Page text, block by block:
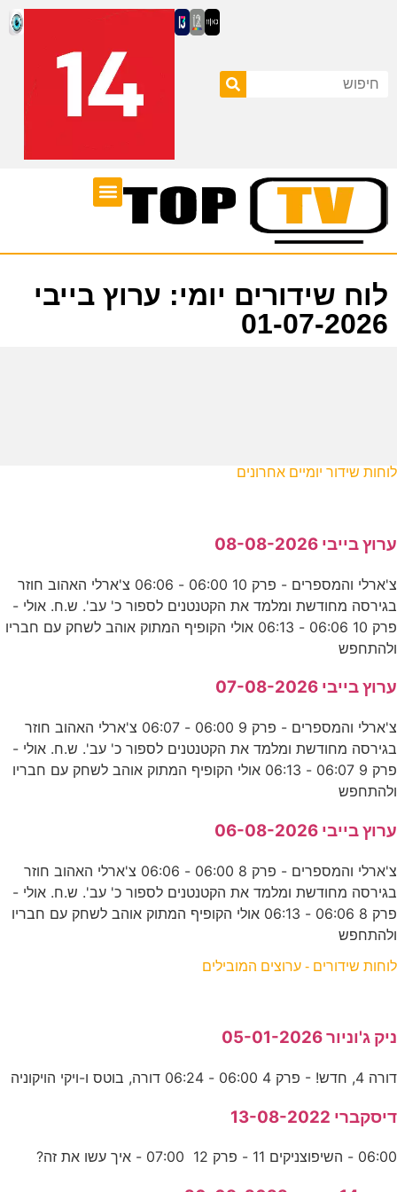
לוח שידורים יומי: ערוץ בייבי
01-07-2026
לוחות שידור יומיים אחרונים
ערוץ בייבי 08-08-2026
צ'ארלי והמספרים - פרק 10 06:00 - 06:06 צ'ארלי האהוב חוזר
בגירסה מחודשת ומלמד את הקטנטנים לספור כ' עב'. ש.ח. אולי -
פרק 10 06:06 - 06:13 אולי הקופיף המתוק אוהב לשחק עם חבריו
ולהתחפש
ערוץ בייבי 07-08-2026
צ'ארלי והמספרים - פרק 9 06:00 - 06:07 צ'ארלי האהוב חוזר
בגירסה מחודשת ומלמד את הקטנטנים לספור כ' עב'. ש.ח. אולי -
פרק 9 06:07 - 06:13 אולי הקופיף המתוק אוהב לשחק עם חבריו
ולהתחפש
ערוץ בייבי 06-08-2026
צ'ארלי והמספרים - פרק 8 06:00 - 06:06 צ'ארלי האהוב חוזר
בגירסה מחודשת ומלמד את הקטנטנים לספור כ' עב'. ש.ח. אולי -
פרק 8 06:06 - 06:13 אולי הקופיף המתוק אוהב לשחק עם חבריו
ולהתחפש
לוחות שידורים - ערוצים המובילים
ניק ג'וניור 05-01-2026
דורה 4, חדש! - פרק 4 06:00 - 06:24 דורה, בוטס ו-ויקי הויקוניה
דיסקברי 13-08-2022
06:00 - השיפוצניקים 11 - פרק 12 07:00 - איך עשו את זה?